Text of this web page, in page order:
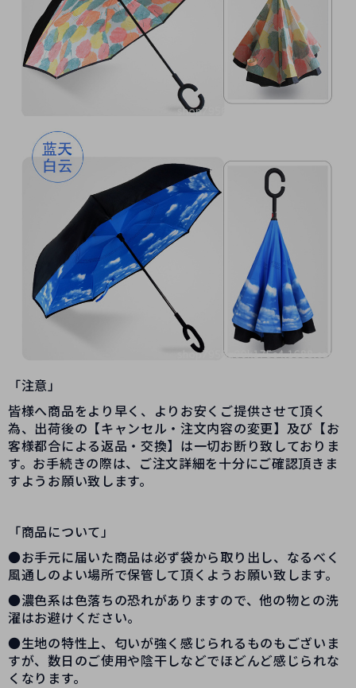
「注意」
皆様へ商品をより早く、よりお安くご提供させて頂く
為、出荷後の【キャンセル・注文内容の変更】及び【お
客様都合による返品・交換】は一切お断り致しておりま
す。お手続きの際は、ご注文詳細を十分にご確認頂きま
すようお願い致します。
「商品について」
●お手元に届いた商品は必ず袋から取り出し、なるべく
風通しのよい場所で保管して頂くようお願い致します。
●濃色系は色落ちの恐れがありますので、他の物との洗
濯はお避けください。
●生地の特性上、匂いが強く感じられるものもございま
すが、数日のご使用や陰干しなどでほどんど感じられな
くなります。